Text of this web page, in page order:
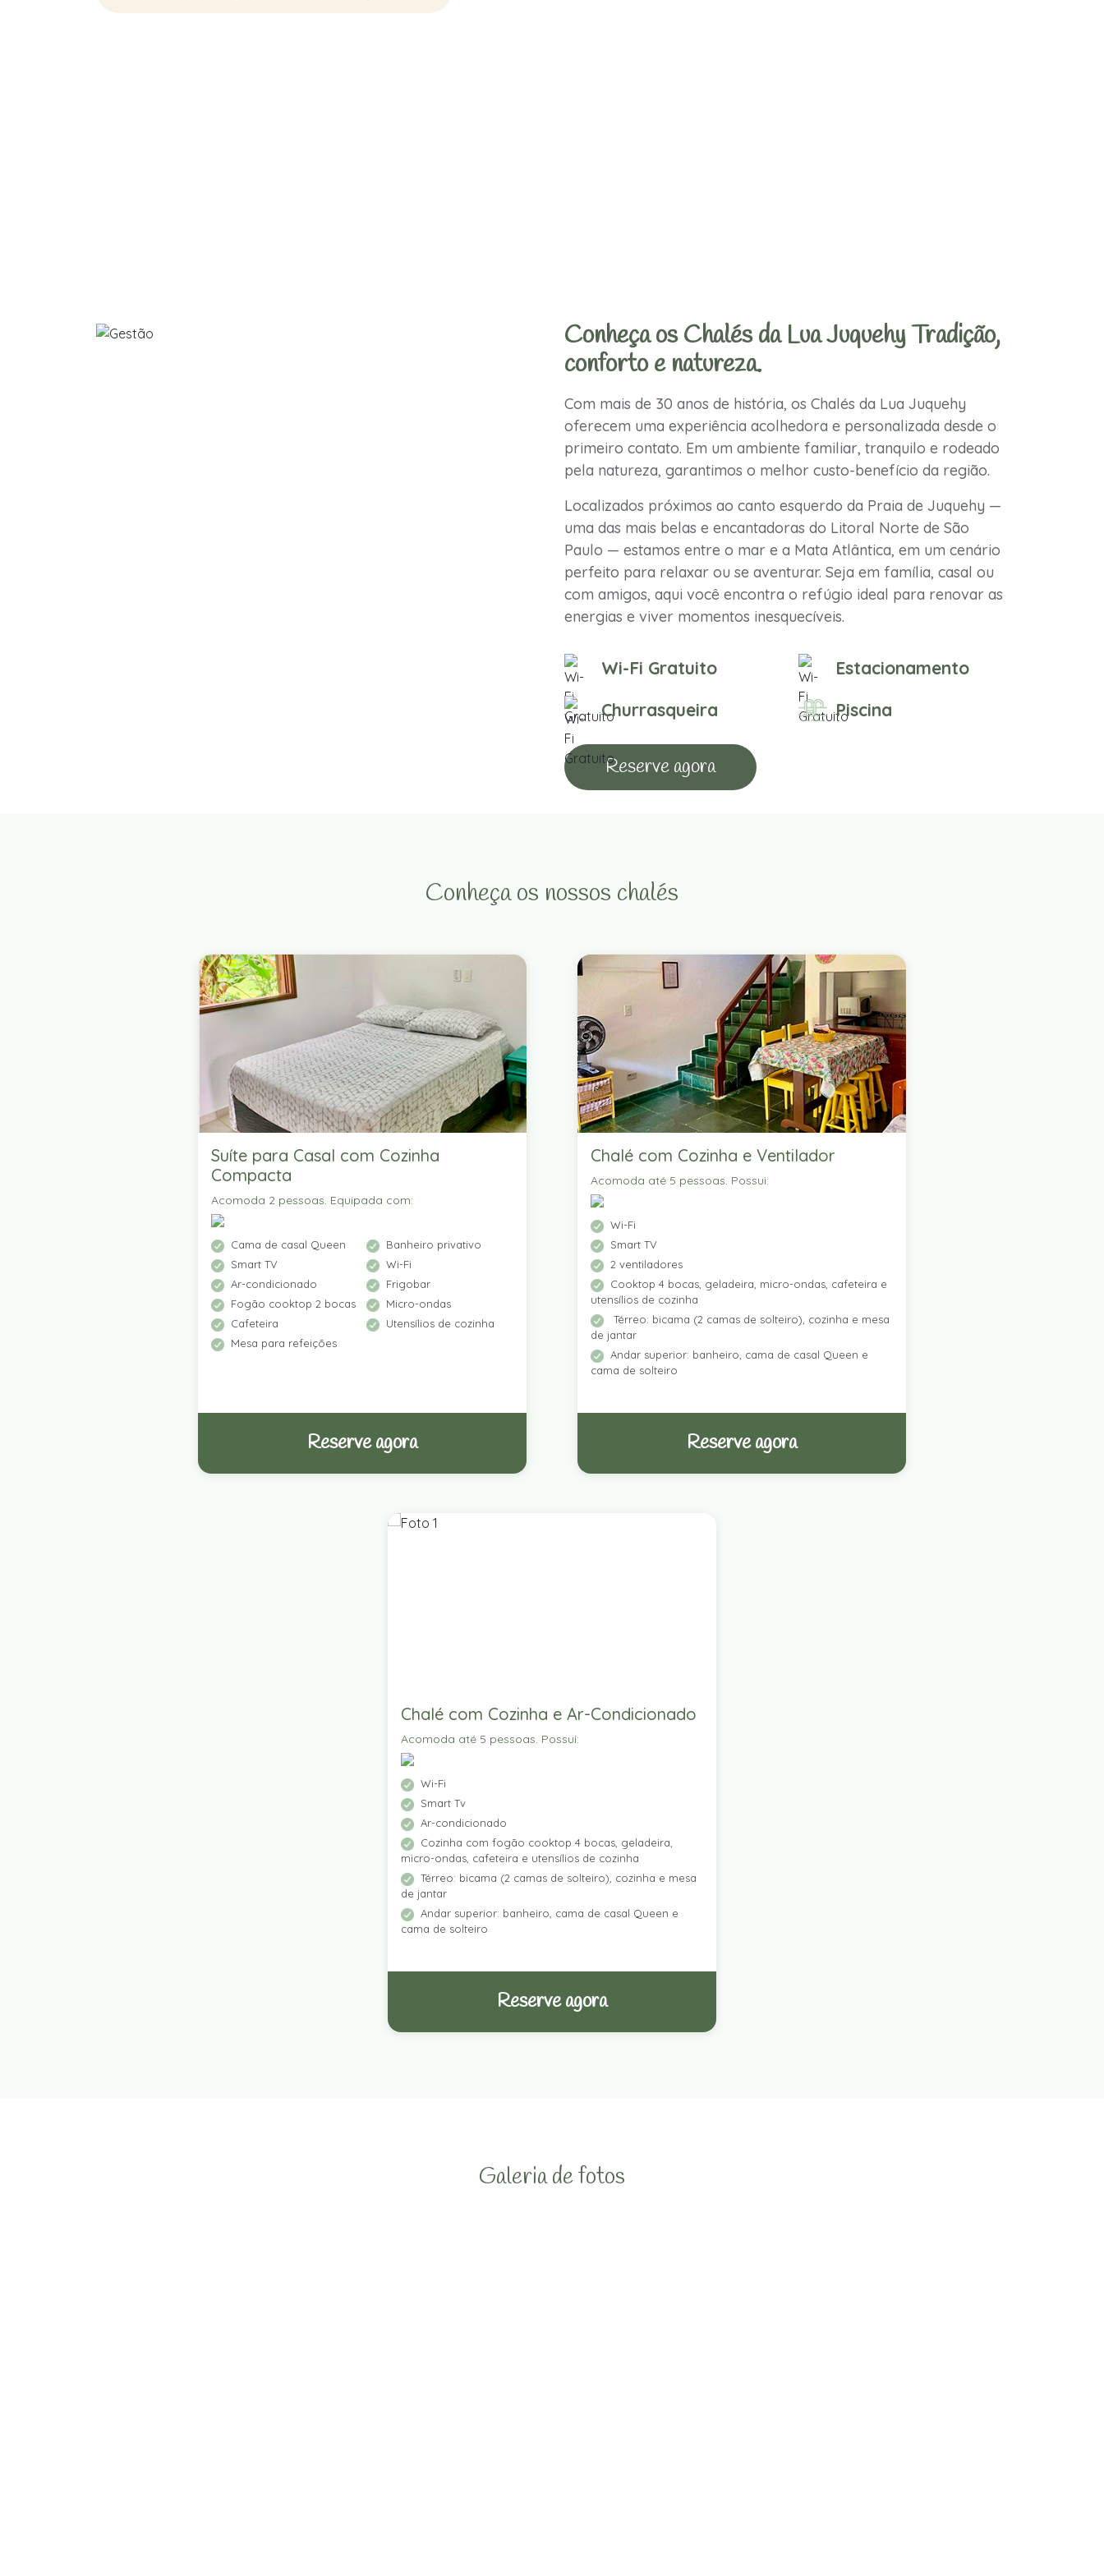
Conheça os Chalés da Lua Juquehy Tradição,
conforto e natureza.
Com mais de 30 anos de história, os Chalés da Lua Juquehy
oferecem uma experiência acolhedora e personalizada desde o
primeiro contato. Em um ambiente familiar, tranquilo e rodeado
pela natureza, garantimos o melhor custo-benefício da região.
Localizados próximos ao canto esquerdo da Praia de Juquehy —
uma das mais belas e encantadoras do Litoral Norte de São
Paulo — estamos entre o mar e a Mata Atlântica, em um cenário
perfeito para relaxar ou se aventurar. Seja em família, casal ou
com amigos, aqui você encontra o refúgio ideal para renovar as
energias e viver momentos inesquecíveis.
Wi-Fi Gratuito
Estacionamento
Churrasqueira
Piscina
Reserve agora
Conheça os nossos chalés
Suíte para Casal com Cozinha
Compacta
Acomoda 2 pessoas. Equipada com:
Cama de casal Queen
Banheiro privativo
Smart TV
Wi-Fi
Ar-condicionado
Frigobar
Fogão cooktop 2 bocas
Micro-ondas
Cafeteira
Utensílios de cozinha
Mesa para refeições
Reserve agora
Chalé com Cozinha e Ventilador
Acomoda até 5 pessoas. Possui:
Wi-Fi
Smart TV
2 ventiladores
Cooktop 4 bocas, geladeira, micro-ondas, cafeteira e
utensílios de cozinha
Térreo: bicama (2 camas de solteiro), cozinha e mesa
de jantar
Andar superior: banheiro, cama de casal Queen e
cama de solteiro
Reserve agora
Chalé com Cozinha e Ar-Condicionado
Acomoda até 5 pessoas. Possui:
Wi-Fi
Smart Tv
Ar-condicionado
Cozinha com fogão cooktop 4 bocas, geladeira,
micro-ondas, cafeteira e utensílios de cozinha
Térreo: bicama (2 camas de solteiro), cozinha e mesa
de jantar
Andar superior: banheiro, cama de casal Queen e
cama de solteiro
Reserve agora
Galeria de fotos